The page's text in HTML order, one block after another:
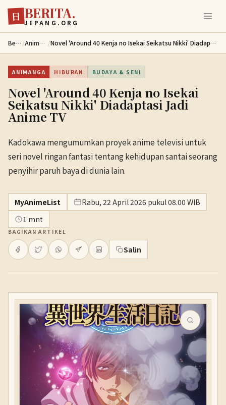
Lewati ke konten utama
日 BERITA.
JEPANG.ORG
Berita / Animanga / Novel 'Around 40 Kenja no Isekai Seikatsu Nikki' Diadaptasi Jadi Anime TV
ANIMANGA HIBURAN BUDAYA & SENI
Novel 'Around 40 Kenja no Isekai
Seikatsu Nikki' Diadaptasi Jadi
Anime TV
Kadokawa mengumumkan proyek anime televisi untuk
seri novel ringan fantasi tentang kehidupan santai seorang
penyihir paruh baya di dunia lain.
MyAnimeList
Rabu, 22 April 2026 pukul 08.00 WIB
1 mnt
BAGIKAN ARTIKEL
Salin